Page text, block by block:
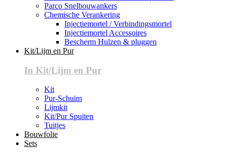
Parco Snelbouwankers
Chemische Verankering
Injectiemortel / Verbindingsmortel
Injectiemortel Accessoires
Bescherm Hulzen & pluggen
Kit/Lijm en Pur
In Kit/Lijm en Pur
Kit
Pur-Schuim
Lijmkit
Kit/Pur Spuiten
Tuitjes
Bouwfolie
Sets